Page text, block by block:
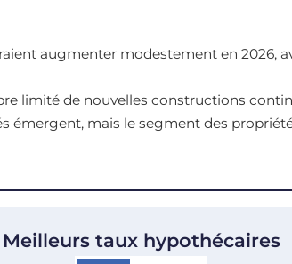
augmenter modestement en 2026,
limité de nouvelles constructions
émergent, mais le segment des
Meilleurs taux hypothécaires